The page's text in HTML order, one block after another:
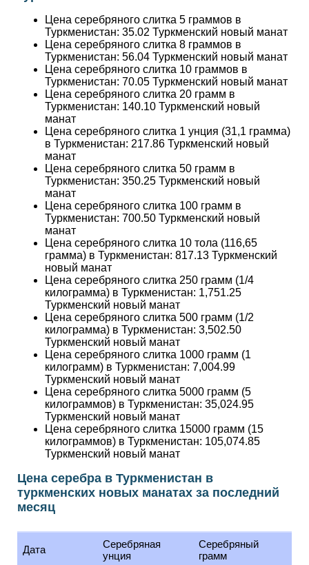
Цена серебряного слитка 5 граммов в
Туркменистан: 35.02 Туркменский новый манат
Цена серебряного слитка 8 граммов в
Туркменистан: 56.04 Туркменский новый манат
Цена серебряного слитка 10 граммов в
Туркменистан: 70.05 Туркменский новый манат
Цена серебряного слитка 20 грамм в
Туркменистан: 140.10 Туркменский новый
манат
Цена серебряного слитка 1 унция (31,1 грамма)
в Туркменистан: 217.86 Туркменский новый
манат
Цена серебряного слитка 50 грамм в
Туркменистан: 350.25 Туркменский новый
манат
Цена серебряного слитка 100 грамм в
Туркменистан: 700.50 Туркменский новый
манат
Цена серебряного слитка 10 тола (116,65
грамма) в Туркменистан: 817.13 Туркменский
новый манат
Цена серебряного слитка 250 грамм (1/4
килограмма) в Туркменистан: 1,751.25
Туркменский новый манат
Цена серебряного слитка 500 грамм (1/2
килограмма) в Туркменистан: 3,502.50
Туркменский новый манат
Цена серебряного слитка 1000 грамм (1
килограмм) в Туркменистан: 7,004.99
Туркменский новый манат
Цена серебряного слитка 5000 грамм (5
килограммов) в Туркменистан: 35,024.95
Туркменский новый манат
Цена серебряного слитка 15000 грамм (15
килограммов) в Туркменистан: 105,074.85
Туркменский новый манат
Цена серебра в Туркменистан в
туркменских новых манатах за последний
месяц
Дата
Серебряная
унция
Серебряный
грамм